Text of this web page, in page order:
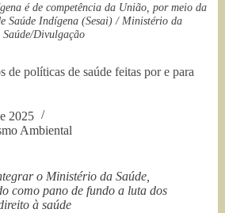
é de competência da União, por meio da
Saúde Indígena (Sesai) / Ministério da
Saúde/Divulgação
de políticas de saúde feitas por e para
2025
Ambiental
o Ministério da Saúde,
como pano de fundo a luta dos
à saúde